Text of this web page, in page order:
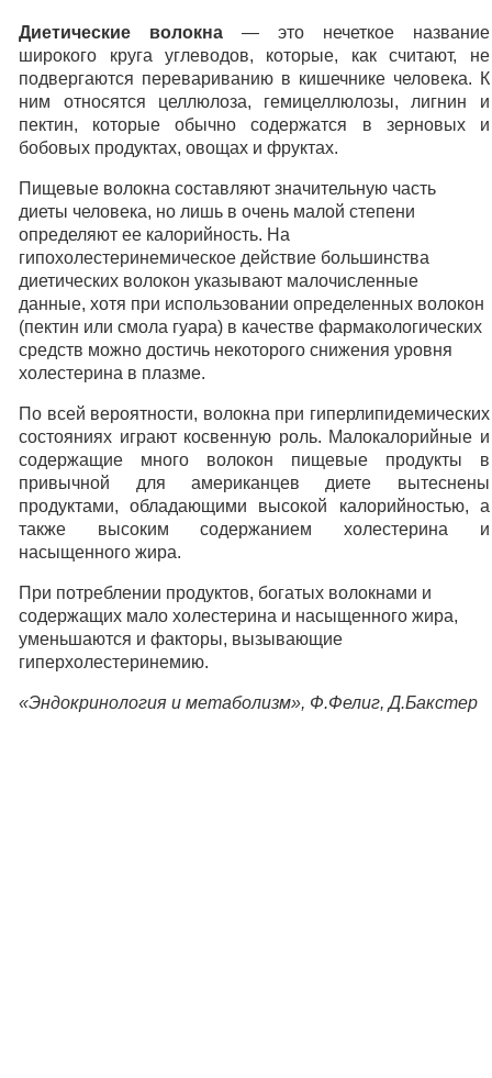
Диетические волокна — это нечеткое название
широкого круга углеводов, которые, как считают, не
подвергаются перевариванию в кишечнике человека. К
ним относятся целлюлоза, гемицеллюлозы, лигнин и
пектин, которые обычно содержатся в зерновых и
бобовых продуктах, овощах и фруктах.
Пищевые волокна составляют значительную часть
диеты человека, но лишь в очень малой степени
определяют ее калорийность. На
гипохолестеринемическое действие большинства
диетических волокон указывают малочисленные
данные, хотя при использовании определенных волокон
(пектин или смола гуара) в качестве фармакологических
средств можно достичь некоторого снижения уровня
холестерина в плазме.
По всей вероятности, волокна при гиперлипидемических
состояниях играют косвенную роль. Малокалорийные и
содержащие много волокон пищевые продукты в
привычной для американцев диете вытеснены
продуктами, обладающими высокой калорийностью, а
также высоким содержанием холестерина и
насыщенного жира.
При потреблении продуктов, богатых волокнами и
содержащих мало холестерина и насыщенного жира,
уменьшаются и факторы, вызывающие
гиперхолестеринемию.
«Эндокринология и метаболизм», Ф.Фелиг, Д.Бакстер